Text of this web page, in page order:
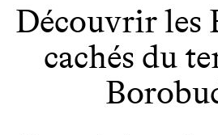
Découvrir les
cachés du